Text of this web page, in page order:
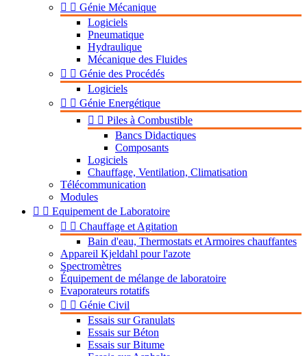
  Génie Mécanique
Logiciels
Pneumatique
Hydraulique
Mécanique des Fluides
  Génie des Procédés
Logiciels
  Génie Energétique
  Piles à Combustible
Bancs Didactiques
Composants
Logiciels
Chauffage, Ventilation, Climatisation
Télécommunication
Modules
  Equipement de Laboratoire
  Chauffage et Agitation
Bain d'eau, Thermostats et Armoires chauffantes
Appareil Kjeldahl pour l'azote
Spectromètres
Équipement de mélange de laboratoire
Evaporateurs rotatifs
  Génie Civil
Essais sur Granulats
Essais sur Béton
Essais sur Bitume